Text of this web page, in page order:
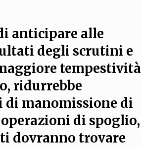
anticipare alle
degli scrutini e
tempestività
, ridurrebbe
manomissione di
di spoglio,
dovranno trovare